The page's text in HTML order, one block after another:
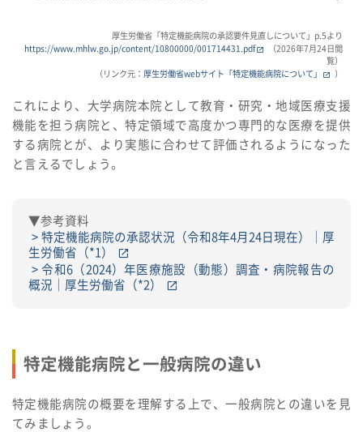
厚生労働省「特定機能病院の承認要件見直しについて」p.5より
https://www.mhlw.go.jp/content/10800000/001714431.pdf
（2026年7月24日閲
覧）
（リンク元： 厚生労働省webサイト「特定機能病院について」 ）
これにより、大学病院本院として教育・研究・地域医療支援
機能を担う病院と、特定領域で高度かつ専門的な医療を提供
する病院とが、より実態に合わせて評価されるようになった
と言えるでしょう。
▼参考資料
特定機能病院の承認状況（令和8年4月24日現在）｜厚
生労働省（*1）
令和6（2024）年医療施設（動態）調査・病院報告の
概況｜厚生労働省（*2）
特定機能病院と一般病院の違い
特定機能病院の概要を理解する上で、一般病院との違いを見
てみましょう。